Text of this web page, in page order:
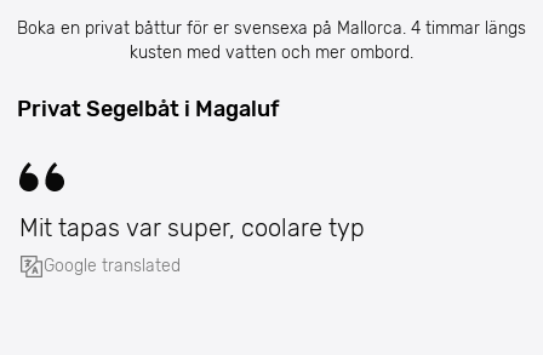
Boka en privat båttur för er svensexa på Mallorca. 4 timmar längs
kusten med vatten och mer ombord.
Privat Segelbåt i Magaluf
Mit tapas var super, coolare typ
Google translated